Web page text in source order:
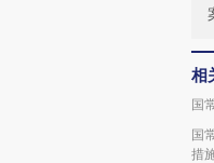
相
国
国
措